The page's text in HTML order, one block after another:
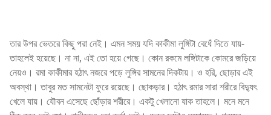
তার উপর ভেতরে কিছু পরা নেই। এমন সময় যদি কাকীমা লুঙ্গিটা বেধেঁ দিতে যায়-
তাহলেই হয়েছে। না না, এই তো হয়ে গেছে। কোন রকমে লঙ্গিটাকে কোমরে জড়িয়ে
নেয়ও। রমা কাকীমার হঠাৎ নজরে পড়ে লুঙ্গির সামনের দিকটায়। ও হরি, ছোড়ার এই
অবস্থা। তাবুর মত সামনেটা ফুরে রয়েছে। ছোকড়ার। হঠাৎ রমার সারা শরীরে বিদ্যুৎ
খেলে যায়। যৌবন এসেছে ছোঁড়ার শরীরে। একটু খেলানো যাক তাহলে। মনে মনে